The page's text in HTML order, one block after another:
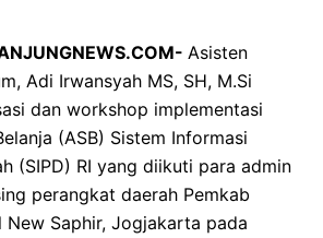
Asisten
Adi Irwansyah MS, SH, M.Si
dan workshop implementasi
(ASB) Sistem Informasi
(SIPD) RI yang diikuti para admin
perangkat daerah Pemkab
New Saphir, Jogjakarta pada